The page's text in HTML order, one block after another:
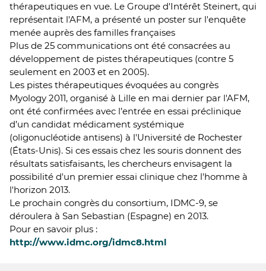
thérapeutiques en vue. Le Groupe d'Intérêt Steinert, qui
représentait l'AFM, a présenté un poster sur l'enquête
menée auprès des familles françaises
Plus de 25 communications ont été consacrées au
développement de pistes thérapeutiques (contre 5
seulement en 2003 et en 2005).
Les pistes thérapeutiques évoquées au congrès
Myology 2011, organisé à Lille en mai dernier par l'AFM,
ont été confirmées avec l’entrée en essai préclinique
d’un candidat médicament systémique
(oligonucléotide antisens) à l'Université de Rochester
(États-Unis). Si ces essais chez les souris donnent des
résultats satisfaisants, les chercheurs envisagent la
possibilité d'un premier essai clinique chez l'homme à
l'horizon 2013.
Le prochain congrès du consortium, IDMC-9, se
déroulera à San Sebastian (Espagne) en 2013.
Pour en savoir plus :
http://www.idmc.org/idmc8.html